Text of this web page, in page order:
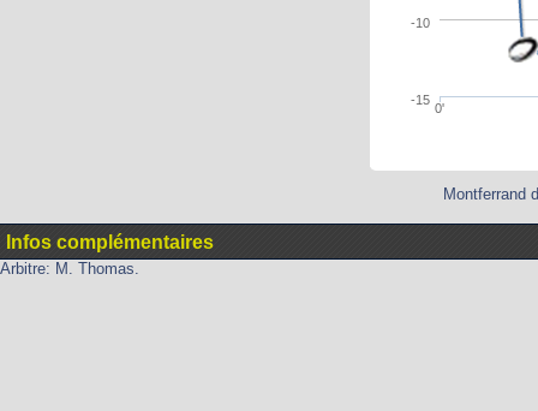
0'
-15
-10
Montferrand
Infos complémentaires
Arbitre: M. Thomas.